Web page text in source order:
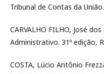
Tribunal de Contas da
CARVALHO FILHO, José
Administrativo. 31º edição,
COSTA, Lúcio Antônio